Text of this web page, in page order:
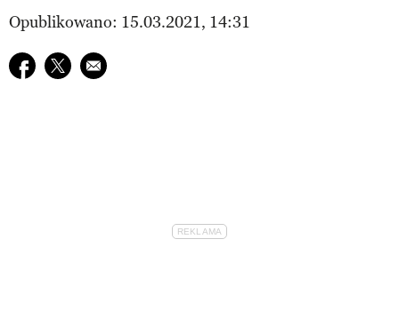
Opublikowano: 15.03.2021, 14:31
Udostępnij na facebook
Udostępnij na twitter
E-mail do przyjaciela